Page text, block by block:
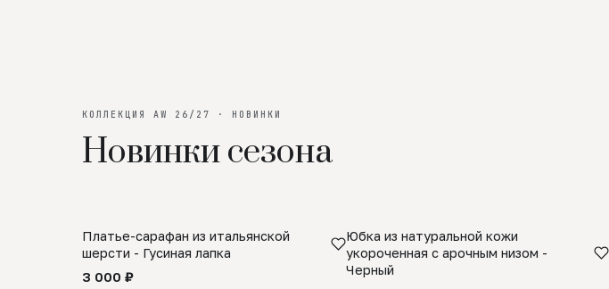
КОЛЛЕКЦИЯ AW 26/27 · НОВИНКИ
Новинки сезона
SALE
Платье-сарафан из итальянской
шерсти - Гусиная лапка
3 000 ₽
ПРЕДЗАКАЗ
Юбка из натуральной кожи
укороченная с арочным низом -
Черный